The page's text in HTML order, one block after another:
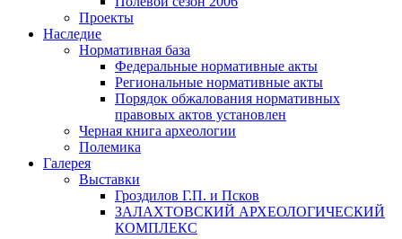
Проекты
Наследие
Нормативная база
Федеральные нормативные акты
Региональные нормативные акты
Порядок обжалования нормативных
правовых актов установлен
Черная книга археологии
Полемика
Галерея
Выставки
Гроздилов Г.П. и Псков
ЗАЛАХТОВСКИЙ АРХЕОЛОГИЧЕСКИЙ
КОМПЛЕКС